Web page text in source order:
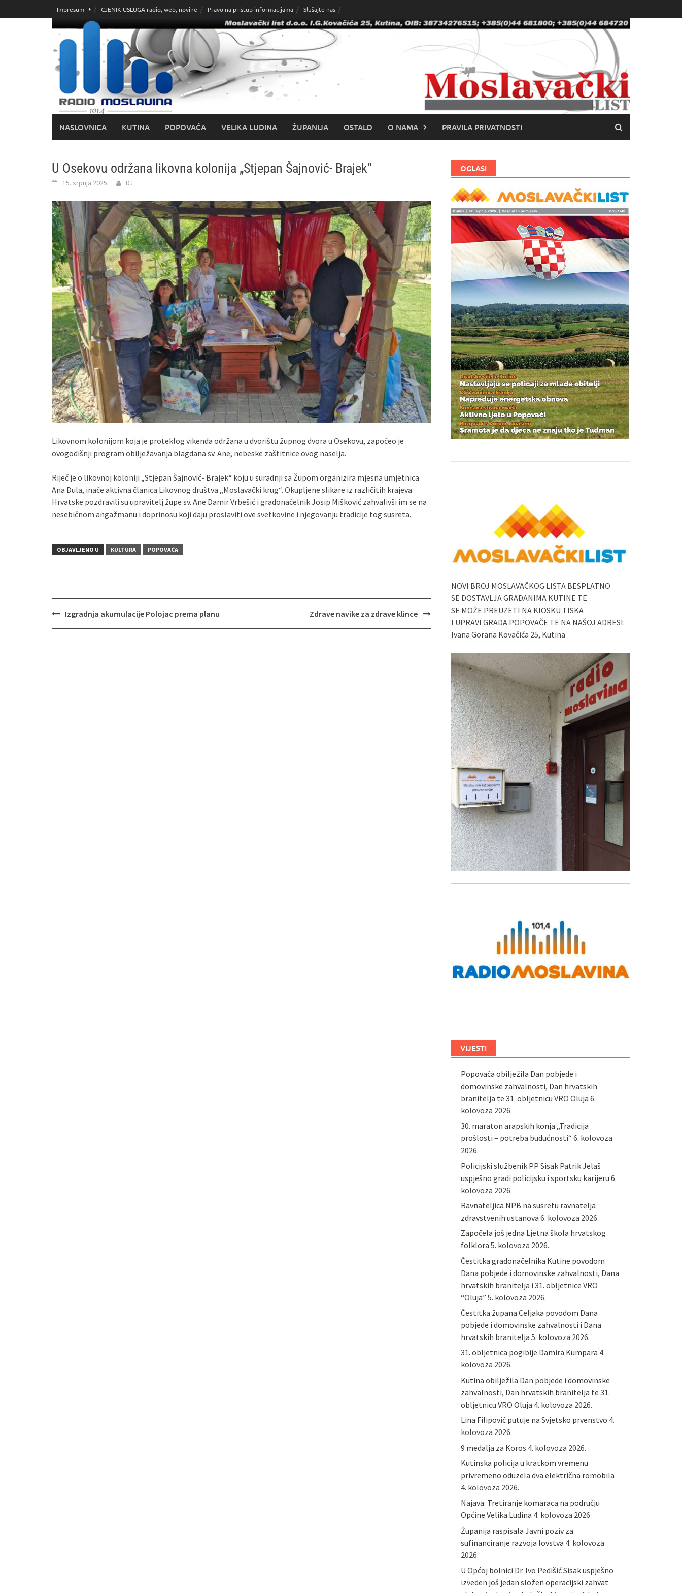
do
Impresum CJENIK USLUGA radio, web, novine Pravo na pristup informacijama Slušajte nas
NASLOVNICA KUTINA POPOVAČA VELIKA LUDINA ŽUPANIJA OSTALO O NAMA PRAVILA PRIVATNOSTI
U Osekovu održana likovna kolonija „Stjepan Šajnović- Brajek“
15. srpnja 2025. DJ
Likovnom kolonijom koja je proteklog vikenda održana u dvorištu župnog dvora u Osekovu, započeo je
ovogodišnji program obilježavanja blagdana sv. Ane, nebeske zaštitnice ovog naselja.
Riječ je o likovnoj koloniji „Stjepan Šajnović- Brajek“ koju u suradnji sa Župom organizira mjesna umjetnica
Ana Đula, inače aktivna članica Likovnog društva „Moslavački krug“. Okupljene slikare iz različitih krajeva
Hrvatske pozdravili su upravitelj župe sv. Ane Damir Vrbešić i gradonačelnik Josip Mišković zahvalivši im se na
nesebičnom angažmanu i doprinosu koji daju proslaviti ove svetkovine i njegovanju tradicije tog susreta.
OBJAVLJENO U KULTURA POPOVAČA
Izgradnja akumulacije Polojac prema planu Zdrave navike za zdrave klince
OGLASI
NOVI BROJ MOSLAVAČKOG LISTA BESPLATNO
SE DOSTAVLJA GRAĐANIMA KUTINE TE
SE MOŽE PREUZETI NA KIOSKU TISKA
I UPRAVI GRADA POPOVAČE TE NA NAŠOJ ADRESI:
Ivana Gorana Kovačića 25, Kutina
VIJESTI
Popovača obilježila Dan pobjede i
domovinske zahvalnosti, Dan hrvatskih
branitelja te 31. obljetnicu VRO Oluja 6.
kolovoza 2026.
30. maraton arapskih konja „Tradicija
prošlosti – potreba budućnosti“ 6. kolovoza
2026.
Policijski službenik PP Sisak Patrik Jelaš
uspješno gradi policijsku i sportsku karijeru 6.
kolovoza 2026.
Ravnateljica NPB na susretu ravnatelja
zdravstvenih ustanova 6. kolovoza 2026.
Započela još jedna Ljetna škola hrvatskog
folklora 5. kolovoza 2026.
Čestitka gradonačelnika Kutine povodom
Dana pobjede i domovinske zahvalnosti, Dana
hrvatskih branitelja i 31. obljetnice VRO
“Oluja” 5. kolovoza 2026.
Čestitka župana Celjaka povodom Dana
pobjede i domovinske zahvalnosti i Dana
hrvatskih branitelja 5. kolovoza 2026.
31. obljetnica pogibije Damira Kumpara 4.
kolovoza 2026.
Kutina obilježila Dan pobjede i domovinske
zahvalnosti, Dan hrvatskih branitelja te 31.
obljetnicu VRO Oluja 4. kolovoza 2026.
Lina Filipović putuje na Svjetsko prvenstvo 4.
kolovoza 2026.
9 medalja za Koros 4. kolovoza 2026.
Kutinska policija u kratkom vremenu
privremeno oduzela dva električna romobila
4. kolovoza 2026.
Najava: Tretiranje komaraca na području
Općine Velika Ludina 4. kolovoza 2026.
Županija raspisala Javni poziv za
sufinanciranje razvoja lovstva 4. kolovoza
2026.
U Općoj bolnici Dr. Ivo Pedišić Sisak uspješno
izveden još jedan složen operacijski zahvat